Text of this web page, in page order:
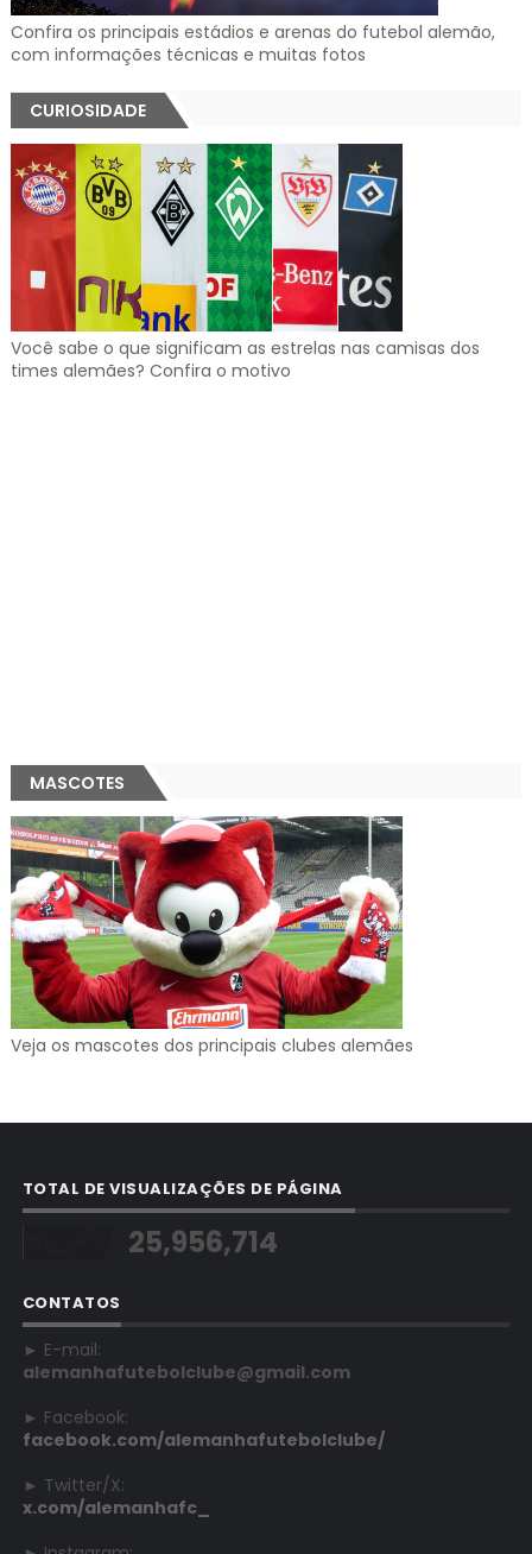
Confira os principais estádios e arenas do futebol alemão,
com informações técnicas e muitas fotos
CURIOSIDADE
Você sabe o que significam as estrelas nas camisas dos
times alemães? Confira o motivo
MASCOTES
Veja os mascotes dos principais clubes alemães
TOTAL DE VISUALIZAÇÕES DE PÁGINA
25,956,714
CONTATOS
► E-mail:
alemanhafutebolclube@gmail.com
► Facebook:
facebook.com/alemanhafutebolclube/
► Twitter/X:
x.com/alemanhafc_